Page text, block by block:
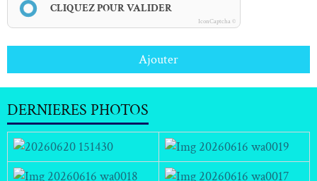
CLIQUEZ POUR VALIDER
IconCaptcha ©
Ajouter
DERNIERES PHOTOS